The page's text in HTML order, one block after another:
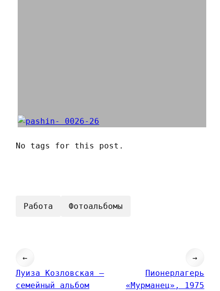
No tags for this post.
Работа Фотоальбомы
←
Луиза Козловская —
семейный альбом
Пионерлагерь
«Мурманец», 1975
→